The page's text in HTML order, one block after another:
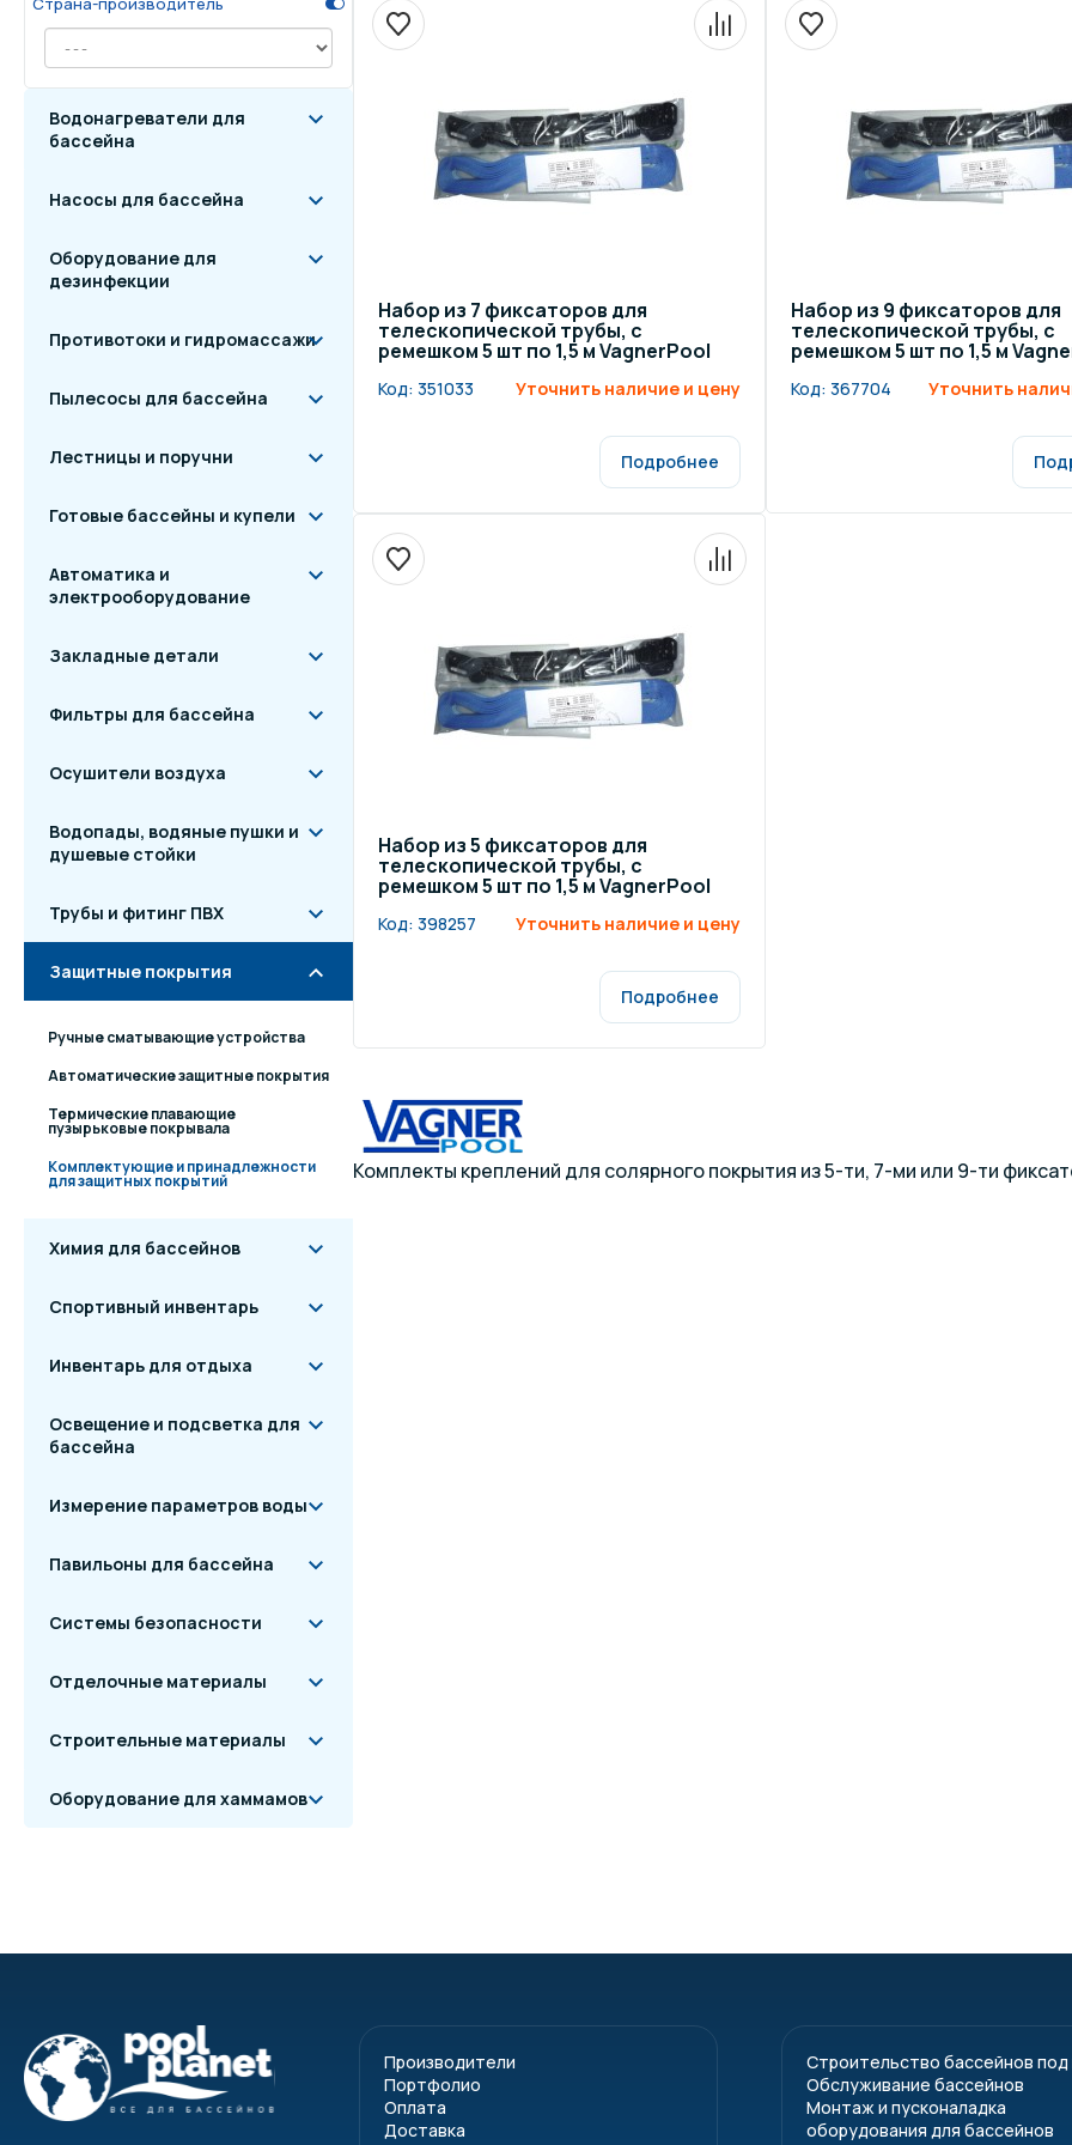
Освещение и подсветка для
Измерение
Системы безопасности Отделочные материалы Строительные
Водонагреватели для
бассейна
Насосы для бассейна
Оборудование для
дезинфекции
Противотоки и гидромассажи
Пылесосы для бассейна
Лестницы и поручни
Готовые бассейны и купели
Автоматика и
электрооборудование
Закладные детали
Фильтры для бассейна
Осушители воздуха
Водопады, водяные пушки и
душевые стойки
Трубы и фитинг ПВХ
Защитные покрытия
Ручные сматывающие устройства
Автоматические защитные покрытия
Термические плавающие
пузырьковые покрывала
Комплектующие и принадлежности
для защитных покрытий
Химия для бассейнов
Спортивный инвентарь
Инвентарь для отдыха
Освещение и подсветка для
бассейна
Измерение параметров воды
Павильоны для бассейна
Системы безопасности
Отделочные материалы
Строительные материалы
Оборудование для хаммамов
Набор из 7 фиксаторов для
телескопической трубы, с
ремешком 5 шт по 1,5 м VagnerPool
Код: 351033 Уточнить наличие и цену
Подробнее
Набор из 9 фиксаторов для
телескопической трубы, с
ремешком 5 шт по 1,5 м
Код: 367704 Уточнить
Набор из 5 фиксаторов для
телескопической трубы, с
ремешком 5 шт по 1,5 м VagnerPool
Код: 398257 Уточнить наличие и цену
Подробнее
Комплекты креплений для солярного покрытия из 5-ти, 7-ми или 9-ти
Производители
Портфолио
Оплата
Доставка
Строительство бассейнов
Обслуживание бассейнов
Монтаж и пусконаладка
оборудования для бассейнов